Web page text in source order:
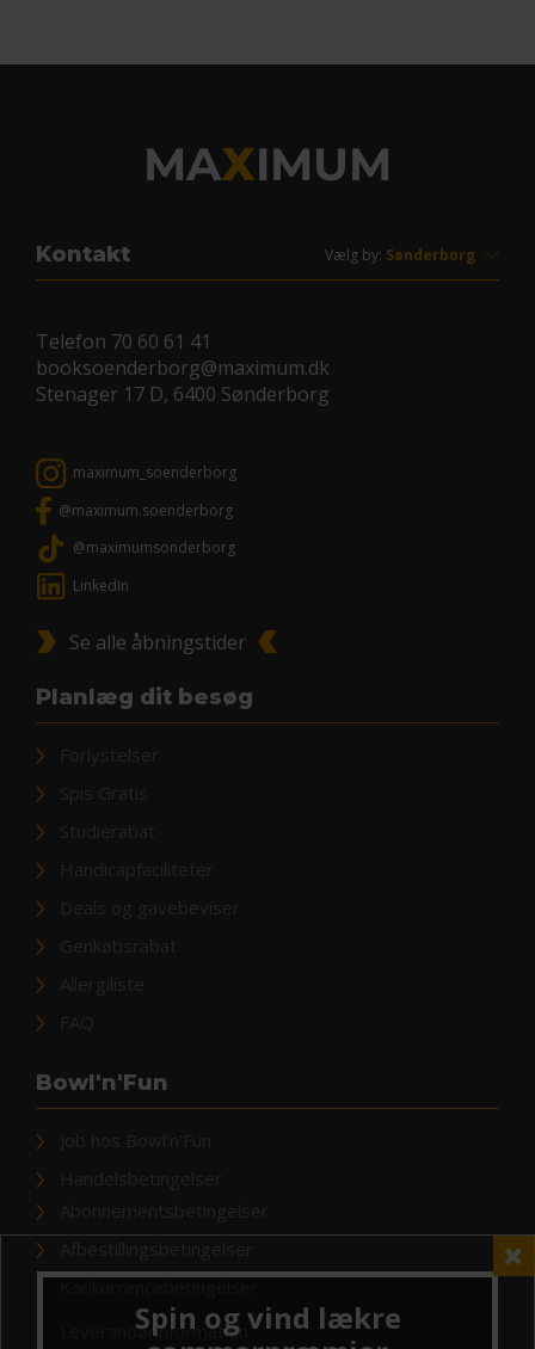
MAXIMUM
Planlæg dit besøg
Bowl'n'Fun
Leverandørinformation
Kontakt Vælg by:
Telefon 70 60 61 41
booksoenderborg@maximum.dk
Stenager 17 D, 6400 Sønderborg
maximum_soenderborg
@maximum.soenderborg
@maximumsonderborg
LinkedIn
Se alle åbningstider